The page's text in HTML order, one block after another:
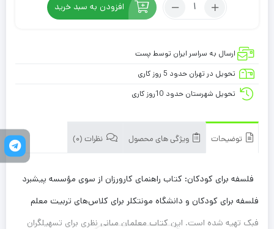
افزودن به سبد خرید
ارسال به سراسر ایران توسط پست
تحویل در تهران حدود 5 روز کاری
تحویل شهرستان حدود 10روز کاری
توضیحات ویژگی های محصول نظرات (0)
فلسفه برای کودکان: کتاب راهنمای کارورزان از سوی مؤسسه پیشبرد
فلسفه برای کودکان و دانشگاه مونتکلر برای کلاس‌های تربیت معلم
فبک تهیه شده است. این کتاب معلمان مبانی نظری برای تسهیلگران